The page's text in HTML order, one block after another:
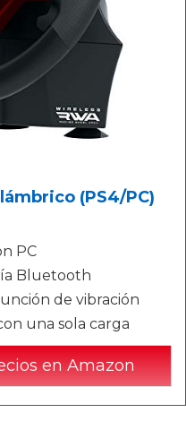
(PS4/PC)
PC
Bluetooth
de vibración
una sola carga
en Amazon